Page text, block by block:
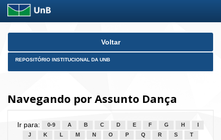
Skip
Voltar
REPOSITÓRIO INSTITUCIONAL DA UNB
Navegando por Assunto Dança
Ir para: 0-9 A B C D E F G H
J
K L M N O P Q R S
T